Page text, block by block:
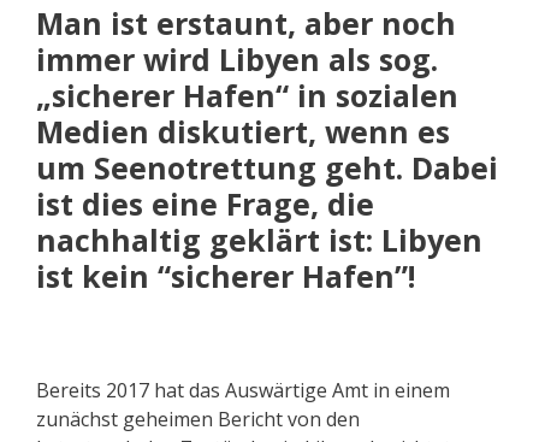
Man ist erstaunt, aber noch
immer wird Libyen als sog.
„sicherer Hafen“ in sozialen
Medien diskutiert, wenn es
um Seenotrettung geht. Dabei
ist dies eine Frage, die
nachhaltig geklärt ist: Libyen
ist kein “sicherer Hafen”!
Bereits 2017 hat das Auswärtige Amt in einem
zunächst geheimen Bericht von den